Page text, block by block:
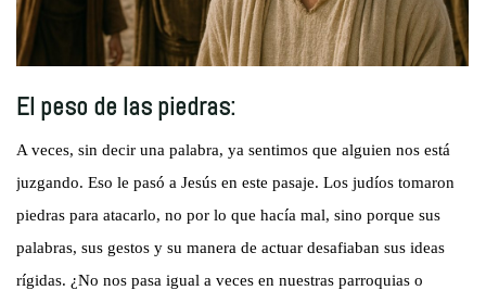
El peso de las piedras:
A veces, sin decir una palabra, ya sentimos que alguien nos está
juzgando. Eso le pasó a Jesús en este pasaje. Los judíos tomaron
piedras para atacarlo, no por lo que hacía mal, sino porque sus
palabras, sus gestos y su manera de actuar desafiaban sus ideas
rígidas. ¿No nos pasa igual a veces en nuestras parroquias o